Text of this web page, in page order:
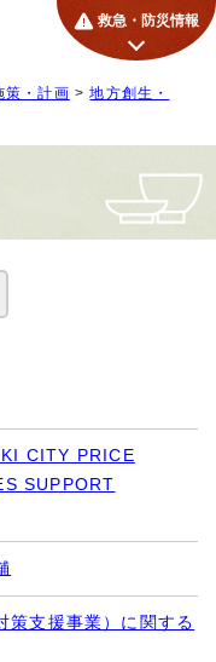
救急・防災情報
策・計画 >地方創生・
CITY PRICE
SUPPORT
策支援事業）に関する